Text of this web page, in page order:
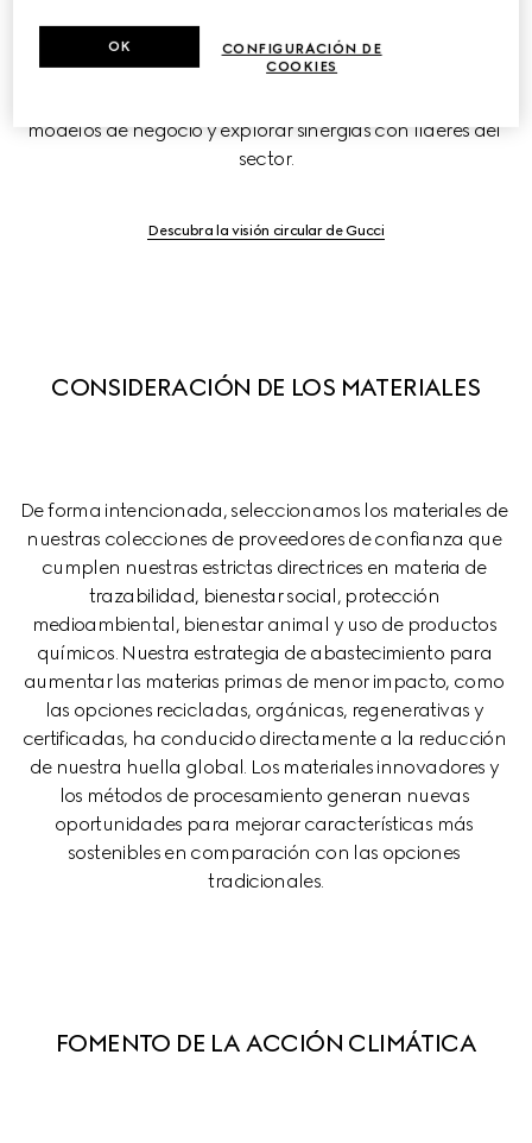
carácter interno, como Gucci-Up y Gucci Scrap-less,
impulsan nuestro progreso circular y complementamos
modelos de negocio y explorar sinergias con líderes del
sector.
Descubra la visión circular de Gucci
CONSIDERACIÓN DE LOS MATERIALES
De forma intencionada, seleccionamos los materiales de
nuestras colecciones de proveedores de confianza que
cumplen nuestras estrictas directrices en materia de
trazabilidad, bienestar social, protección
medioambiental, bienestar animal y uso de productos
químicos. Nuestra estrategia de abastecimiento para
aumentar las materias primas de menor impacto, como
las opciones recicladas, orgánicas, regenerativas y
certificadas, ha conducido directamente a la reducción
de nuestra huella global. Los materiales innovadores y
los métodos de procesamiento generan nuevas
oportunidades para mejorar características más
sostenibles en comparación con las opciones
tradicionales.
FOMENTO DE LA ACCIÓN CLIMÁTICA
CONFIGURACIÓN DE
COOKIES
OK